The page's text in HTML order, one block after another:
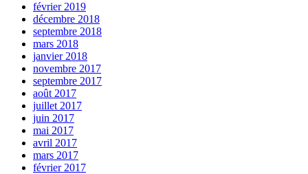
février 2019
décembre 2018
septembre 2018
mars 2018
janvier 2018
novembre 2017
septembre 2017
août 2017
juillet 2017
juin 2017
mai 2017
avril 2017
mars 2017
février 2017